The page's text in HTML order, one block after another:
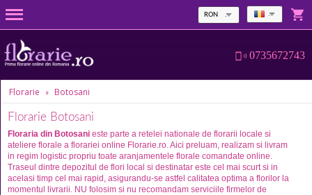
RON
0735672743
Florarie » Botosani
Florarie Botosani
Floraria din Botosani este parte a retelei nationale de florarii locale si
ateliere florale a florariei online Florarie.ro. Aici preluam, realizam si livram
in regim logistic propriu toate aranjamentele florale comandate online.
Traseul dintre depozitul de flori local si destinatar este cel mai scurt si in
acelasi timp cel mai rapid, asigurandu-se astfel calitatea optima a florilor la
momentul livrarii. NU folosim si nu recomandam serviciile firmelor de